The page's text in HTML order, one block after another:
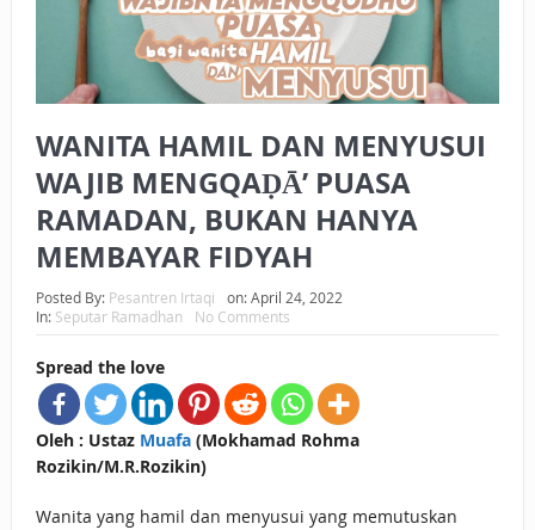
KEPEMILIKANNYA BERUBAH
ISTIDLAL BATIL VS ISTIDLAL SYAR’I
HUKUM MEMBAYAR ZAKAT DENGAN CARA MENGANGSUR
HUKUM MEMBAYAR ZAKAT KEPADA KERABAT SENDIRI
WANITA HAMIL DAN MENYUSUI
WAJIB MENGQAḌĀ’ PUASA
RAMADAN, BUKAN HANYA
MEMBAYAR FIDYAH
Posted By: Pesantren Irtaqi on:April 24, 2022
In: Seputar Ramadhan No Comments
Spread the love
Oleh : Ustaz Muafa(Mokhamad Rohma
Rozikin/M.R.Rozikin)
Wanita yang hamil dan menyusui yang memutuskan